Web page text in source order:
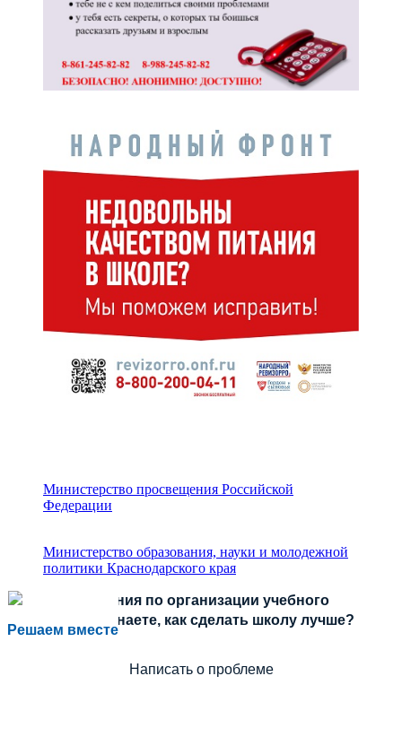
Министерство просвещения Российской
Федерации
Министерство образования, науки и молодежной
политики Краснодарского края
Решаем вместе
Есть предложения по организации учебного
процесса или знаете, как сделать школу лучше?
Написать о проблеме